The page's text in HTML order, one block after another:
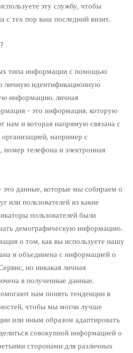
эту службу, чтобы
с тех пор ваш последний визит.
типа информации с помощью
личную идентификационную
информацию. личная
- это информация, которую
нам и которая напрямую связана с
например с
номер телефона и электронная
данные, которые мы собираем о
или пользователей из какие
пользователей были
демографическую информацию.
о том, как вы используете нашу
и объединена с информацией о
но никакая личная
в полученные данные.
нам понять тенденции в
чтобы мы могли лучше
или иным образом адаптировать
совокупной информацией о
сторонами для различных